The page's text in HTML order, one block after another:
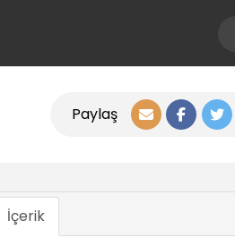
Paylaş
İçerik